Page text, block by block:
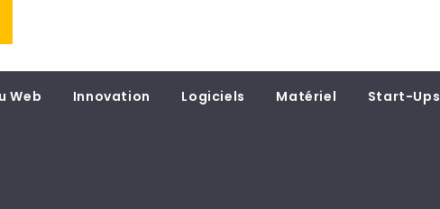
Web Innovation Logiciels Matériel Start-Ups